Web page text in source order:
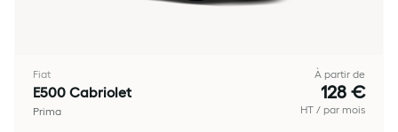
Fiat
E500 Cabriolet
Prima
À partir de
128 €
HT / par mois